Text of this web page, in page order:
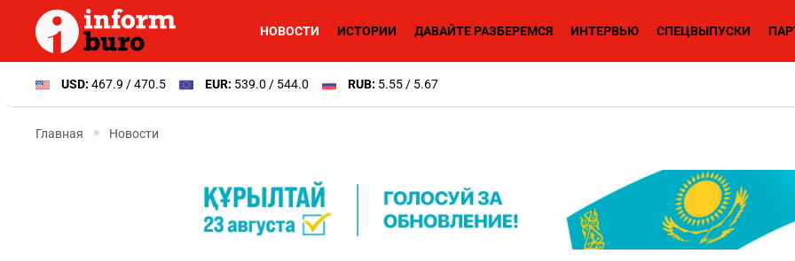
НОВОСТИ ИСТОРИИ ДАВАЙТЕ РАЗБЕРЕМСЯ ИНТЕРВЬЮ СПЕЦВЫПУСКИ
USD: 467.9 / 470.5 EUR: 539.0 / 544.0 RUB: 5.55 / 5.67
Главная Новости